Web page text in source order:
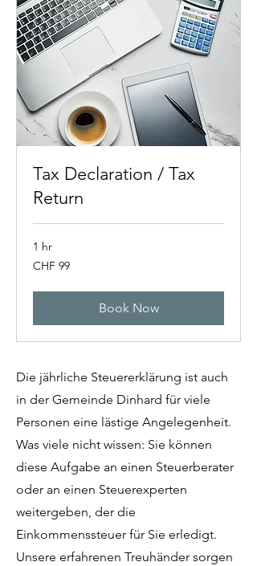
Tax Declaration / Tax
Return
1 hr
99
Swiss
CHF 99
Book Now
Die jährliche Steuererklärung ist auch
in der Gemeinde Dinhard für viele
Personen eine lästige Angelegenheit.
Was viele nicht wissen: Sie können
diese Aufgabe an einen Steuerberater
oder an einen Steuerexperten
weitergeben, der die
Einkommenssteuer für Sie erledigt.
Unsere erfahrenen Treuhänder sorgen